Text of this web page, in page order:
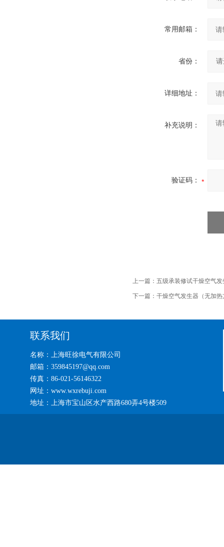
常用邮箱：
省份：
详细地址：
补充说明：
验证码：
上一篇： 五级承装修试干燥空气发
下一篇： 干燥空气发生器（无加热
联系我们
名称：上海旺徐电气有限公司
邮箱：359845197@qq.com
传真：86-021-56146322
网址：www.wxrebuji.com
地址：上海市宝山区水产西路680弄4号楼509